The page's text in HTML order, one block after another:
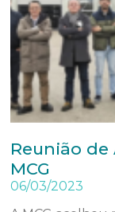
Reunião
MCG
06/03/2023